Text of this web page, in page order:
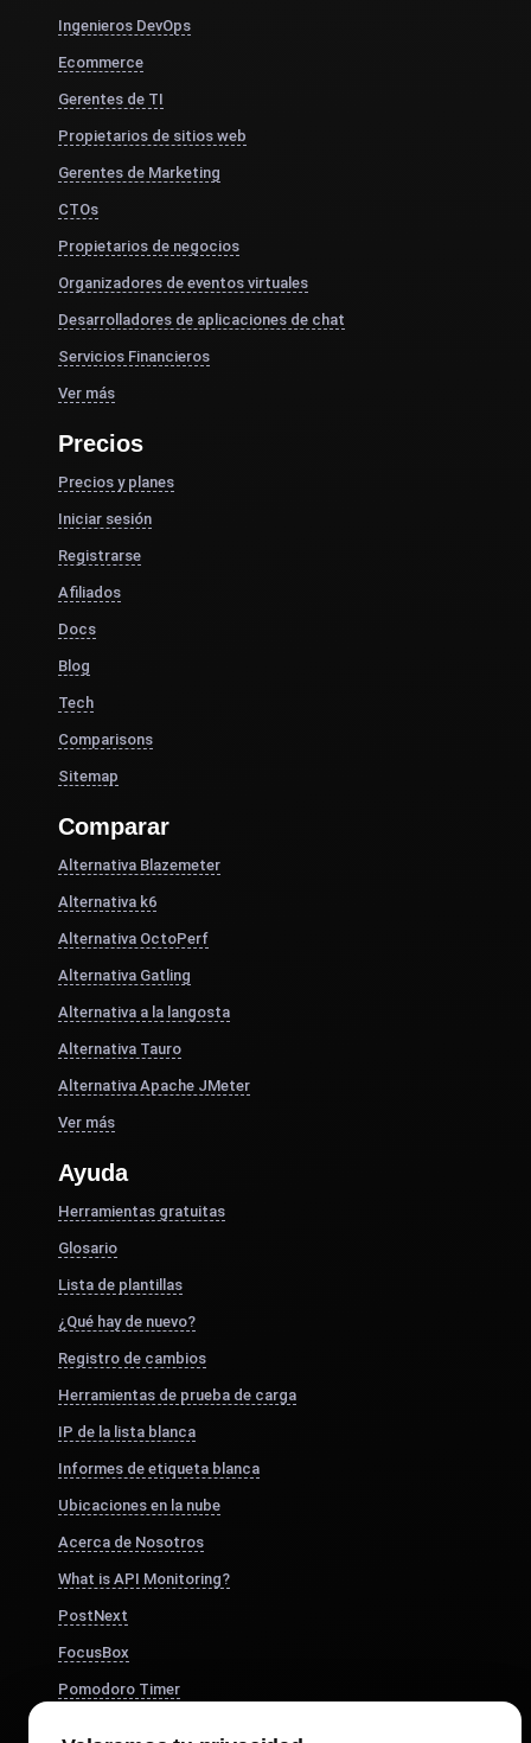
Ingenieros DevOps
Ecommerce
Gerentes de TI
Propietarios de sitios web
Gerentes de Marketing
CTOs
Propietarios de negocios
Organizadores de eventos virtuales
Desarrolladores de aplicaciones de chat
Servicios Financieros
Ver más
Precios
Precios y planes
Iniciar sesión
Registrarse
Afiliados
Docs
Blog
Tech
Comparisons
Sitemap
Comparar
Alternativa Blazemeter
Alternativa k6
Alternativa OctoPerf
Alternativa Gatling
Alternativa a la langosta
Alternativa Tauro
Alternativa Apache JMeter
Ver más
Ayuda
Herramientas gratuitas
Glosario
Lista de plantillas
¿Qué hay de nuevo?
Registro de cambios
Herramientas de prueba de carga
IP de la lista blanca
Informes de etiqueta blanca
Ubicaciones en la nube
Acerca de Nosotros
What is API Monitoring?
PostNext
FocusBox
Pomodoro Timer